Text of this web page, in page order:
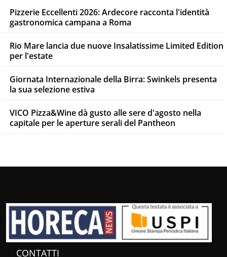
Pizzerie Eccellenti 2026: Ardecore racconta l'identità
gastronomica campana a Roma
Rio Mare lancia due nuove Insalatissime Limited Edition
per l'estate
Giornata Internazionale della Birra: Swinkels presenta
la sua selezione estiva
VICO Pizza&Wine dà gusto alle sere d'agosto nella
capitale per le aperture serali del Pantheon
CONTATTI